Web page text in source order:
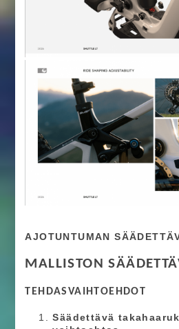
AJOTUNTUMAN
MALLISTON
TEHDASVAIHTOEHDOT
Säädettävä